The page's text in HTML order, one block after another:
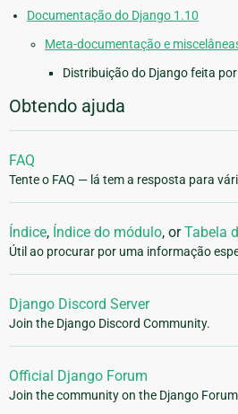
Documentação do Django 1.10
Meta-documentação e
Distribuição do Django feita
Obtendo ajuda
FAQ
Tente o FAQ — lá tem a resposta para
Índice, Índice do módulo, orTabela
Útil ao procurar por uma informação
Django Discord Server
Join the Django Discord Community.
Official Django Forum
Join the community on the Django